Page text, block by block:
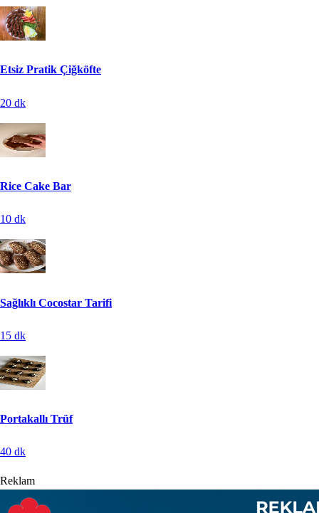
Etsiz Pratik Çiğköfte
20 dk
Rice Cake Bar
10 dk
Sağlıklı Cocostar Tarifi
15 dk
Portakallı Trüf
40 dk
Reklam